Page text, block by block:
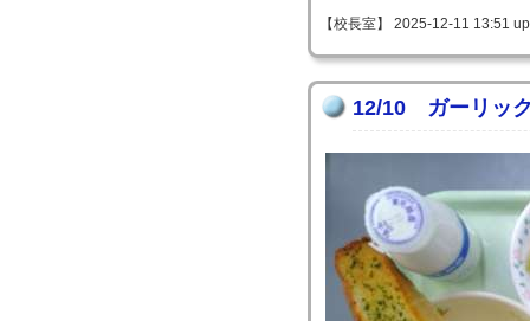
【校長室】 2025-12-11 13:51
12/10 ガーリッ